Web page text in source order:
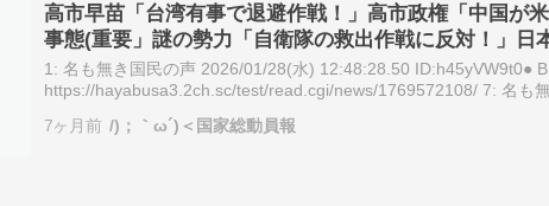
高市早苗「台湾有事で退避作戦！」高市政権「中国が
事態(重要」謎の勢力「自衛隊の救出作戦に反対！」日
(憤怒」→
1: 名も無き国民の声 2026/01/28(水) 12:48:28.50 ID:h45yVW9t0●
https://hayabusa3.2ch.sc/test/read.cgi/news/1769572108/ 7: 名も
7ヶ月前 /)；｀ω´)＜国家総動員報